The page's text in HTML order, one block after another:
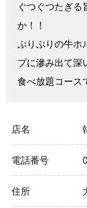
ぐつぐつたぎる
か！！
ぷりぷりの牛ホ
プに滲み出て深
食べ放題コース
店名
電話番号
住所